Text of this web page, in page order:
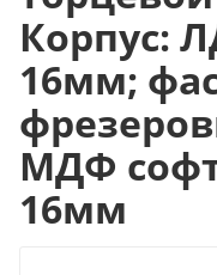
Корпус:
16мм;
МДФ
16мм